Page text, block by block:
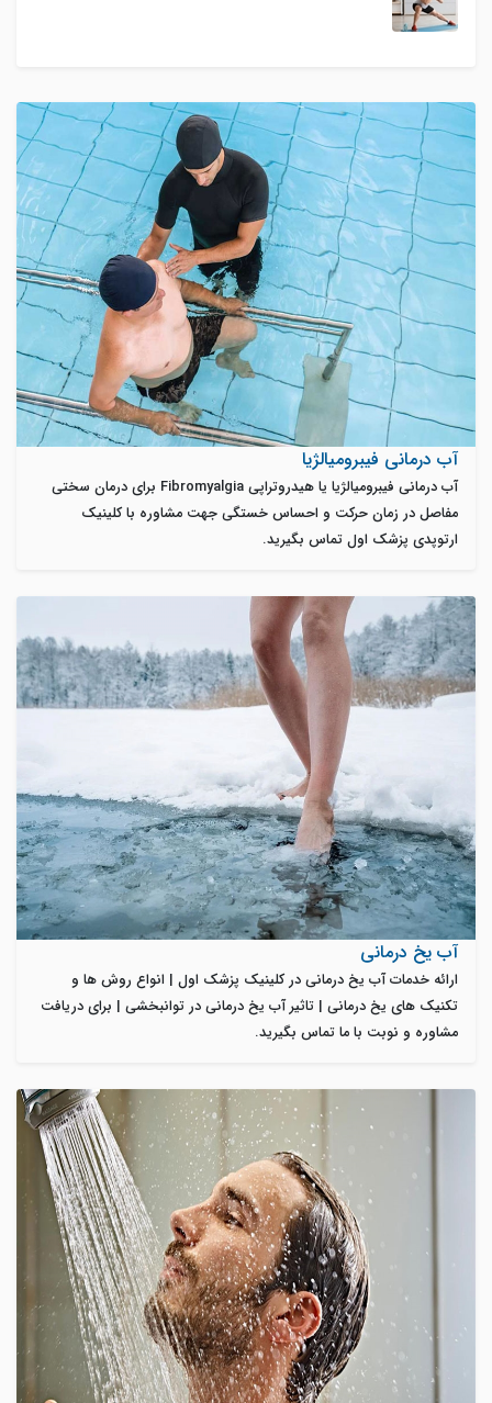
آب درمانی فیبرومیالژیا
آب درمانی فیبرومیالژیا یا هیدروتراپی Fibromyalgia برای درمان سختی
مفاصل در زمان حرکت و احساس خستگی جهت مشاوره با کلینیک
ارتوپدی پزشک اول تماس بگیرید.
آب یخ درمانی
ارائه خدمات آب یخ درمانی در کلینیک پزشک اول | انواع روش ها و
تکنیک های یخ درمانی | تاثیر آب یخ درمانی در توانبخشی | برای دریافت
مشاوره و نوبت با ما تماس بگیرید.